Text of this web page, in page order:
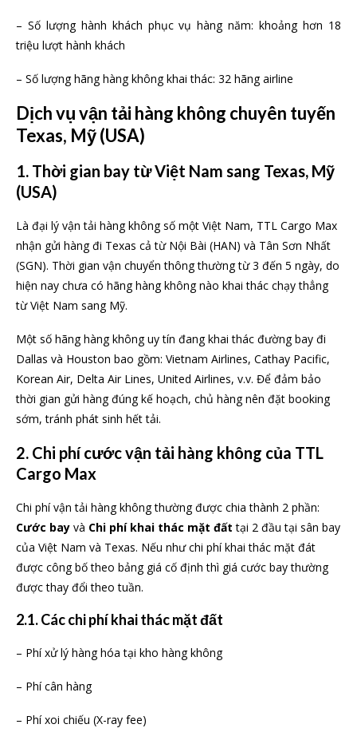
– Số lượng hành khách phục vụ hàng năm: khoảng hơn 18
triệu lượt hành khách
– Số lượng hãng hàng không khai thác: 32 hãng airline
Dịch vụ vận tải hàng không chuyên tuyến
Texas, Mỹ (USA)
1. Thời gian bay từ Việt Nam sang Texas, Mỹ
(USA)
Là đại lý vận tải hàng không số một Việt Nam, TTL Cargo Max
nhận gửi hàng đi Texas cả từ Nội Bài (HAN) và Tân Sơn Nhất
(SGN). Thời gian vận chuyển thông thường từ 3 đến 5 ngày, do
hiện nay chưa có hãng hàng không nào khai thác chạy thẳng
từ Việt Nam sang Mỹ.
Một số hãng hàng không uy tín đang khai thác đường bay đi
Dallas và Houston bao gồm: Vietnam Airlines, Cathay Pacific,
Korean Air, Delta Air Lines, United Airlines, v.v. Để đảm bảo
thời gian gửi hàng đúng kế hoạch, chủ hàng nên đặt booking
sớm, tránh phát sinh hết tải.
2. Chi phí cước vận tải hàng không của TTL
Cargo Max
Chi phí vận tải hàng không thường được chia thành 2 phần:
Cước bay và Chi phí khai thác mặt đất tại 2 đầu tại sân bay
của Việt Nam và Texas. Nếu như chi phí khai thác mặt đát
được công bố theo bảng giá cố định thì giá cước bay thường
được thay đổi theo tuần.
2.1. Các chi phí khai thác mặt đất
– Phí xử lý hàng hóa tại kho hàng không
– Phí cân hàng
– Phí xoi chiếu (X-ray fee)